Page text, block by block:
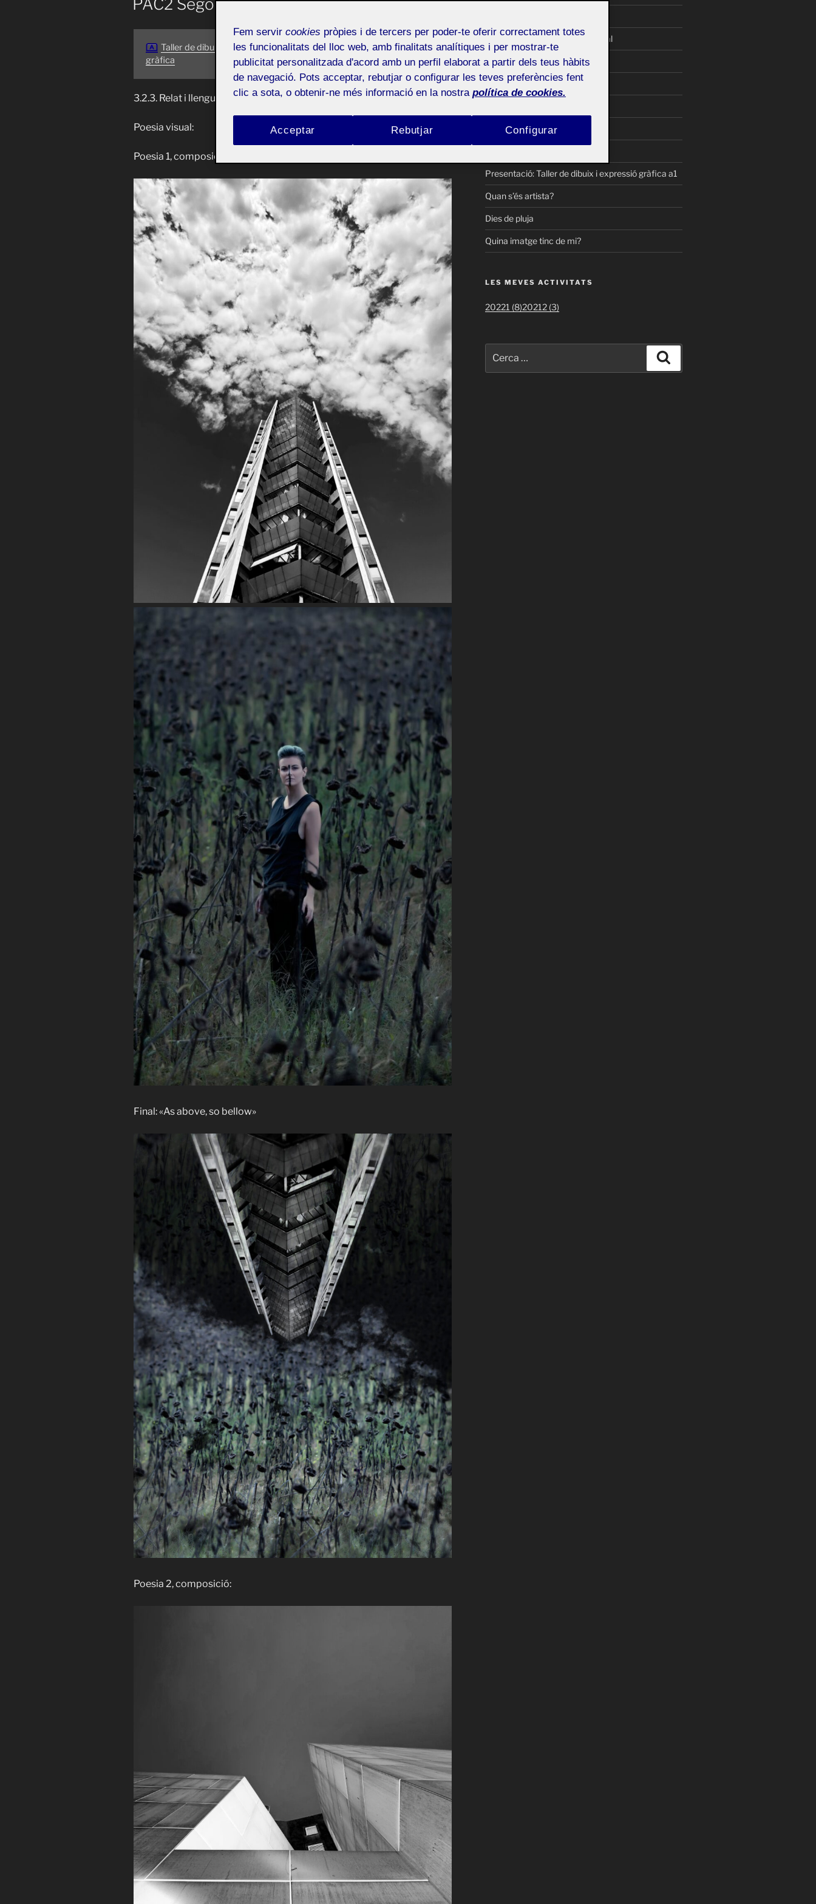
PAC2 Segon lliurament parcial
Taller de dibuix i expressió
gràfica
Públic
3.2.3. Relat i llenguatge:
Poesia visual:
Poesia 1, composició:
Final: «As above, so bellow»
Poesia 2, composició:
PAC 2 – Primer lliurament parcial
Tècnica i tecnologia
Objecte per exercici de collage
PAC1- El gir material
Presentació: Taller de dibuix i expressió gràfica a1
Quan s’és artista?
Dies de pluja
Quina imatge tinc de mi?
LES MEVES ACTIVITATS
20221 (8)20212 (3)
Fem servir cookies pròpies i de tercers per poder-te oferir correctament totes
les funcionalitats del lloc web, amb finalitats analítiques i per mostrar-te
publicitat personalitzada d'acord amb un perfil elaborat a partir dels teus hàbits
de navegació. Pots acceptar, rebutjar o configurar les teves preferències fent
clic a sota, o obtenir-ne més informació en la nostra política de cookies.
Rebutjar
Acceptar Configurar